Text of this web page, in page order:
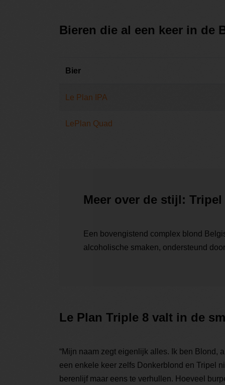
Bieren die al een keer in de
Bier
Le Plan IPA
LePlan Quad
Meer over de stijl: Tripel
Een bovengistend complex blond
alcoholische smaken, ondersteund
Le Plan Triple 8 valt in de
“Mijn naam zegt eigenlijk alles. Ik ben Blond,
een enkele keer zelfs Donkerblond en Tripel
berenlijf maar eens te verhullen. Hoeveel